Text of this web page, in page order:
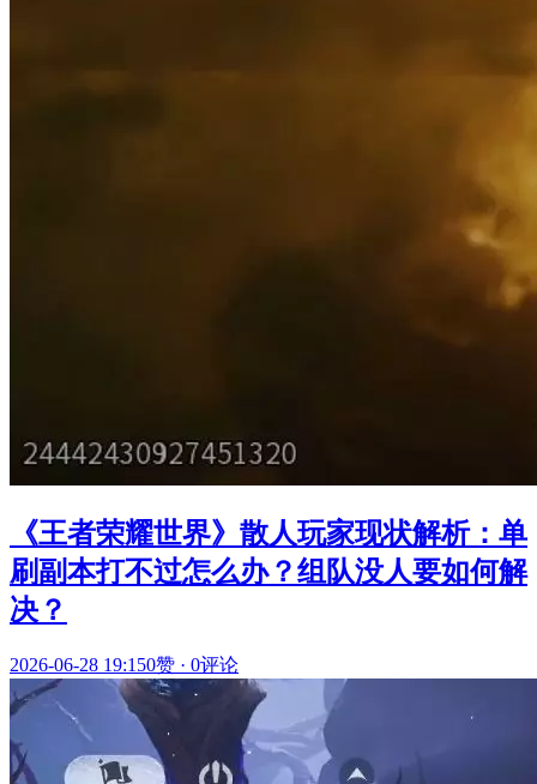
《王者荣耀世界》散人玩家现状解析：单
刷副本打不过怎么办？组队没人要如何解
决？
2026-06-28 19:150赞 · 0评论